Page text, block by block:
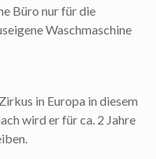
Büro nur für die
Waschmaschine
in Europa in diesem
wird er für ca. 2 Jahre